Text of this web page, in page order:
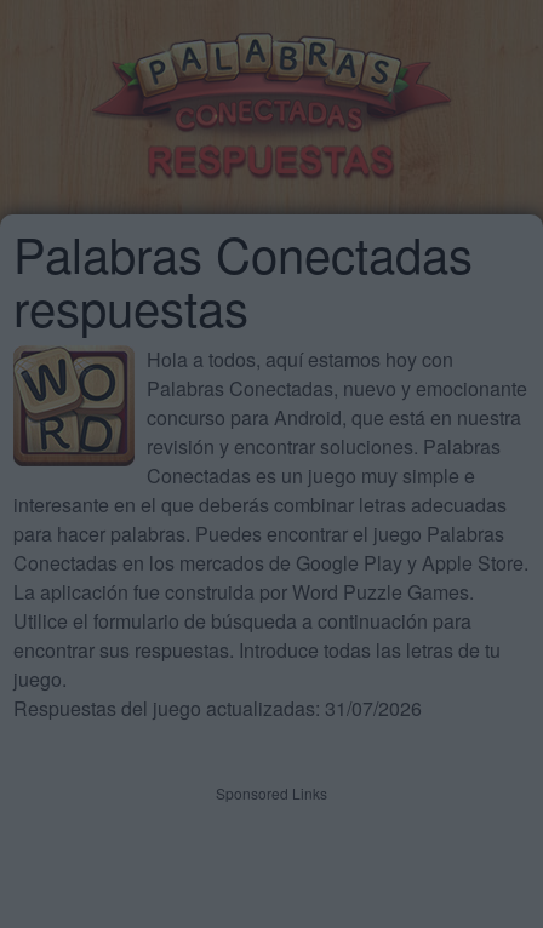
Palabras Conectadas
respuestas
Hola a todos, aquí estamos hoy con
Palabras Conectadas, nuevo y emocionante
concurso para Android, que está en nuestra
revisión y encontrar soluciones. Palabras
Conectadas es un juego muy simple e
interesante en el que deberás combinar letras adecuadas
para hacer palabras. Puedes encontrar el juego Palabras
Conectadas en los mercados de Google Play y Apple Store.
La aplicación fue construida por Word Puzzle Games.
Utilice el formulario de búsqueda a continuación para
encontrar sus respuestas. Introduce todas las letras de tu
juego.
Respuestas del juego actualizadas: 31/07/2026
Sponsored Links